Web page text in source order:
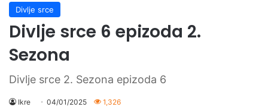
Divlje srce
Divlje srce 6 epizoda 2.
Sezona
Divlje srce 2. Sezona epizoda 6
Ikre 04/01/2025 1,326